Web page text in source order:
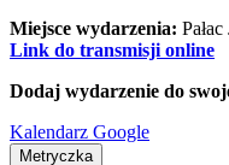
Miejsce wydarzenia:
Link do transmisji online
Dodaj wydarzenie do
Kalendarz Google
Metryczka